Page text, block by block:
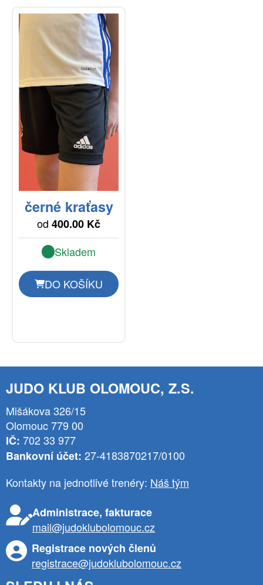
černé kraťasy
od 400.00 Kč
Skladem
DO KOŠÍKU
JUDO KLUB OLOMOUC, Z.S.
Mišákova 326/15
Olomouc 779 00
IČ: 702 33 977
Bankovní účet: 27-4183870217/0100
Kontakty na jednotlivé trenéry: Náš tým
Administrace, fakturace
mail@judoklubolomouc.cz
Registrace nových členů
registrace@judoklubolomouc.cz